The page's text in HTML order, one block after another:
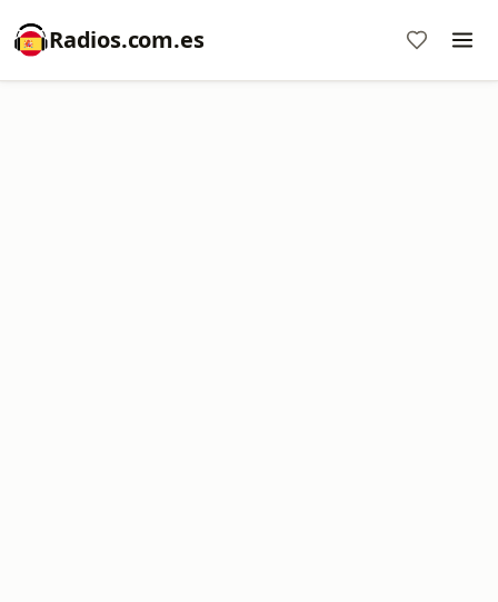
Radios.com.es